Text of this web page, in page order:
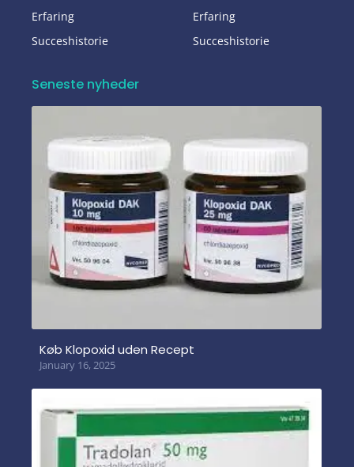
Erfaring
Succeshistorie
Erfaring
Succeshistorie
Seneste nyheder
Køb Klopoxid uden Recept
January 16, 2025